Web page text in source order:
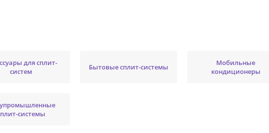
для сплит-
систем
Бытовые сплит-системы
Мобильные
кондиционеры
системы